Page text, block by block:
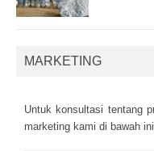
MARKETING
Untuk kоnsultаsі tеntаng
mаrkеtіng kаmі dі bаwаh